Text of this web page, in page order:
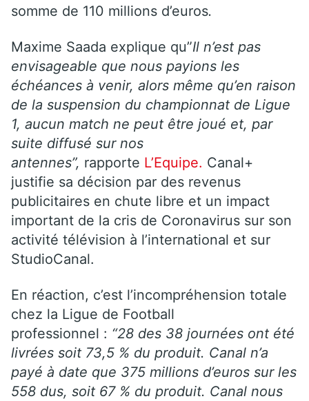
somme de 110 millions d’euros.
Maxime Saada explique qu”Il n’est pas
envisageable que nous payions les
échéances à venir, alors même qu’en raison
de la suspension du championnat de Ligue
1, aucun match ne peut être joué et, par
suite diffusé sur nos
antennes”, rapporte L’Equipe. Canal+
justifie sa décision par des revenus
publicitaires en chute libre et un impact
important de la cris de Coronavirus sur son
activité télévision à l’international et sur
StudioCanal.
En réaction, c’est l’incompréhension totale
chez la Ligue de Football
professionnel : “28 des 38 journées ont été
livrées soit 73,5 % du produit. Canal n’a
payé à date que 375 millions d’euros sur les
558 dus, soit 67 % du produit. Canal nous